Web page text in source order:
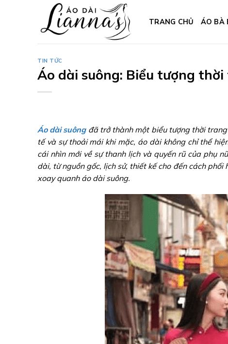
TRANG CHỦ ÁO BÀ
TIN TỨC
Áo dài suông: Biểu tượng
Áo dài suôngđã trở thành một biểu tượng thời
tế và sự thoải mái khi mặc, áo dài không chỉ thể
cái nhìn mới về sự thanh lịch và quyến rũ của phụ
dài, từ nguồn gốc, lịch sử, thiết kế cho đến cách
xoay quanh áo dài suông.